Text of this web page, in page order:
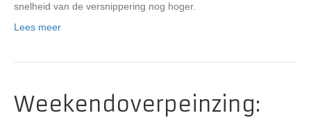
snelheid van de versnippering nog hoger.
Lees meer
Weekendoverpeinzing: